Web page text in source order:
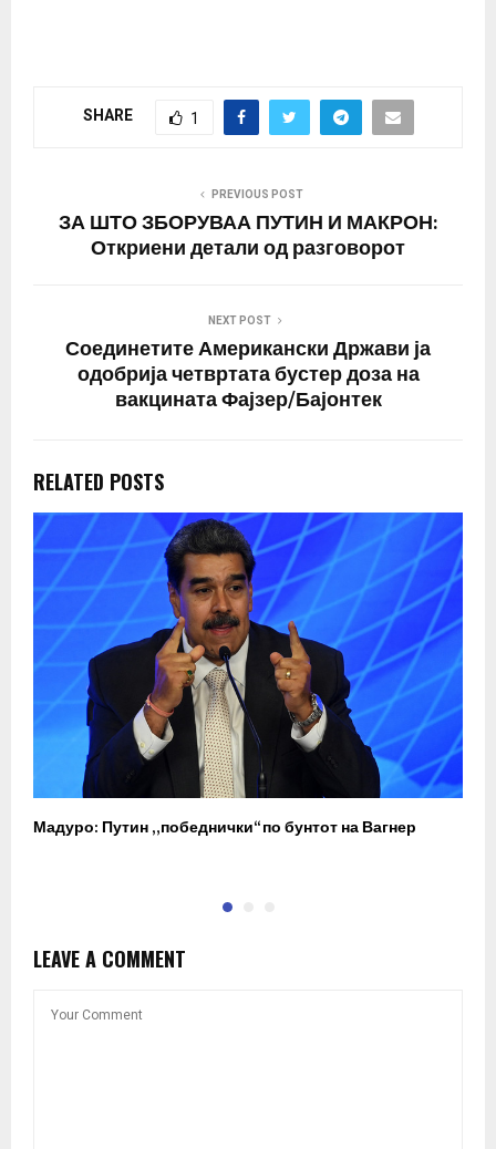
наследник, принцот
SHARE 1
PREVIOUS POST
ЗА ШТО ЗБОРУВАА ПУТИН И МАКРОН:
Откриени детали од разговорот
NEXT POST
Соединетите Американски Држави ја
одобрија четвртата бустер доза на
вакцината Фајзер/Бајонтек
RELATED POSTS
Мадуро: Путин „победнички“ по бунтот на Вагнер
LEAVE A COMMENT